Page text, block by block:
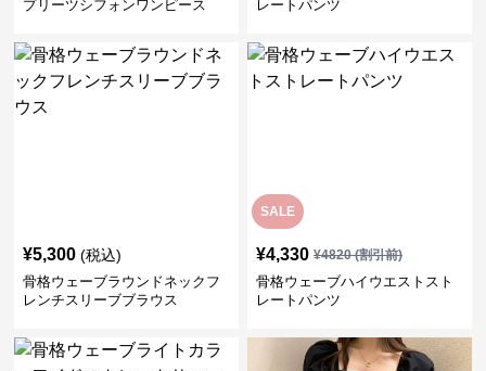
プリーツシフォンワンピース
レートパンツ
¥5,300 (税込)
骨格ウェーブラウンドネックフ
レンチスリーブブラウス
SALE
¥4,330 ¥4820(割引前)
骨格ウェーブハイウエストスト
レートパンツ